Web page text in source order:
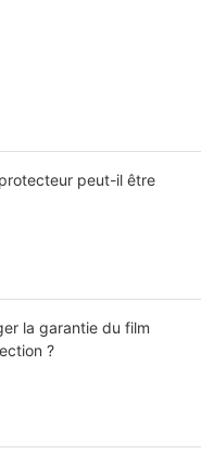
peut-il être
la garantie du film
?